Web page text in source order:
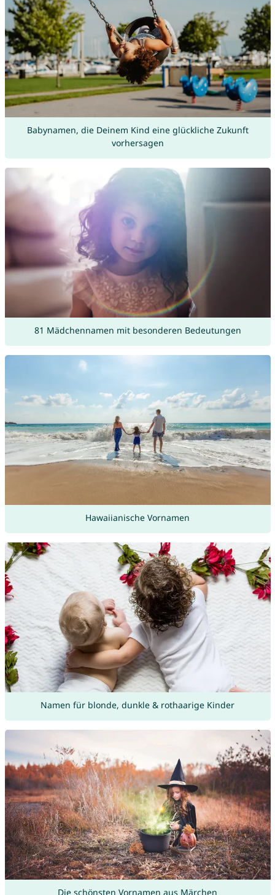
Babynamen, die Deinem Kind eine glückliche Zukunft
vorhersagen
81 Mädchennamen mit besonderen Bedeutungen
Hawaiianische Vornamen
Namen für blonde, dunkle & rothaarige Kinder
Die schönsten Vornamen aus Märchen